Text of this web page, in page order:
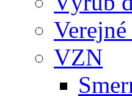
VZN